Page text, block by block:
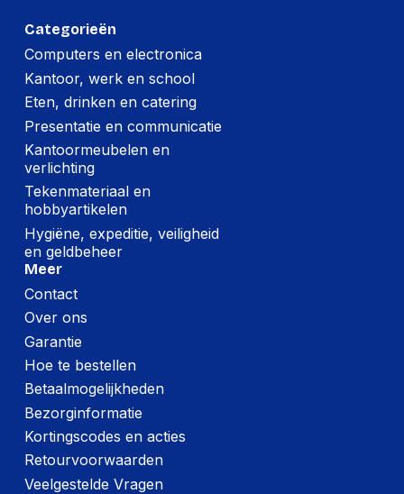
Categorieën
Computers en electronica
Kantoor, werk en school
Eten, drinken en catering
Presentatie en communicatie
Kantoormeubelen en
verlichting
Tekenmateriaal en
hobbyartikelen
Hygiëne, expeditie, veiligheid
en geldbeheer
Meer
Contact
Over ons
Garantie
Hoe te bestellen
Betaalmogelijkheden
Bezorginformatie
Kortingscodes en acties
Retourvoorwaarden
Veelgestelde Vragen